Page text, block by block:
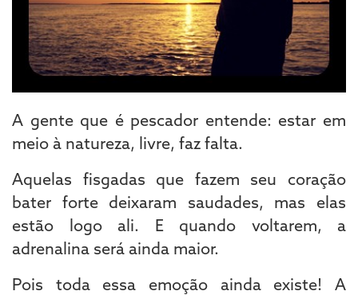
A gente que é pescador entende: estar em
meio à natureza, livre, faz falta.
Aquelas fisgadas que fazem seu coração
bater forte deixaram saudades, mas elas
estão logo ali. E quando voltarem, a
adrenalina será ainda maior.
Pois toda essa emoção ainda existe! A